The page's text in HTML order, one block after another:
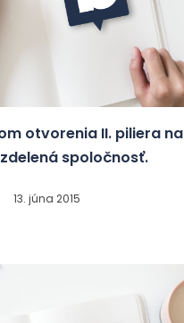
otvorenia II. piliera na
spoločnosť.
13. júna 2015